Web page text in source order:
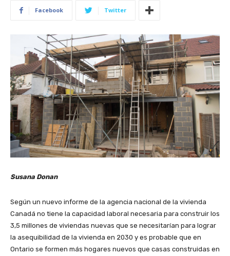
Facebook Twitter
Susana Donan
Según un nuevo informe de la agencia nacional de la vivienda
Canadá no tiene la capacidad laboral necesaria para construir los
3,5 millones de viviendas nuevas que se necesitarían para lograr
la asequibilidad de la vivienda en 2030 y es probable que en
Ontario se formen más hogares nuevos que casas construidas en